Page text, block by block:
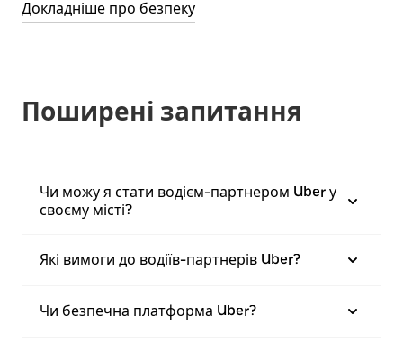
Докладніше про безпеку
Поширені запитання
Чи можу я стати водієм-партнером Uber у
своєму місті?
Які вимоги до водіїв-партнерів Uber?
Чи безпечна платформа Uber?